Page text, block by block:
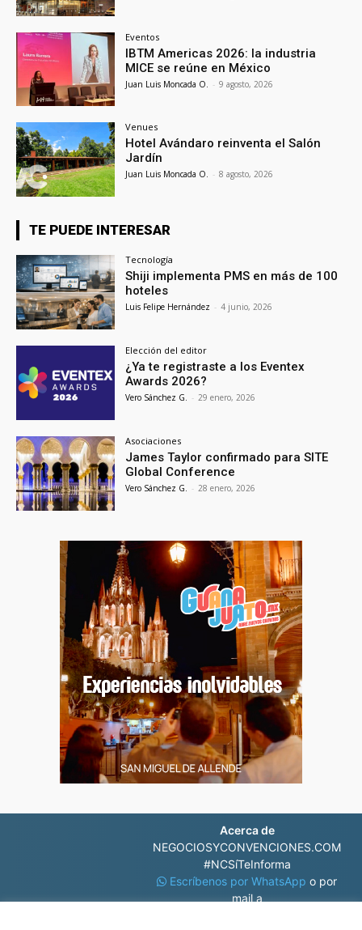
Eventos
IBTM Americas 2026: la industria
MICE se reúne en México
Juan Luis Moncada O. - 9 agosto, 2026
Venues
Hotel Avándaro reinventa el Salón
Jardín
Juan Luis Moncada O. - 8 agosto, 2026
TE PUEDE INTERESAR
Tecnología
Shiji implementa PMS en más de 100
hoteles
Luis Felipe Hernández - 4 junio, 2026
Elección del editor
¿Ya te registraste a los Eventex
Awards 2026?
Vero Sánchez G. - 29 enero, 2026
Asociaciones
James Taylor confirmado para SITE
Global Conference
Vero Sánchez G. - 28 enero, 2026
Acerca de
NEGOCIOSYCONVENCIONES.COM
#NCSíTeInforma
Escríbenos por WhatsAppo por
mail a